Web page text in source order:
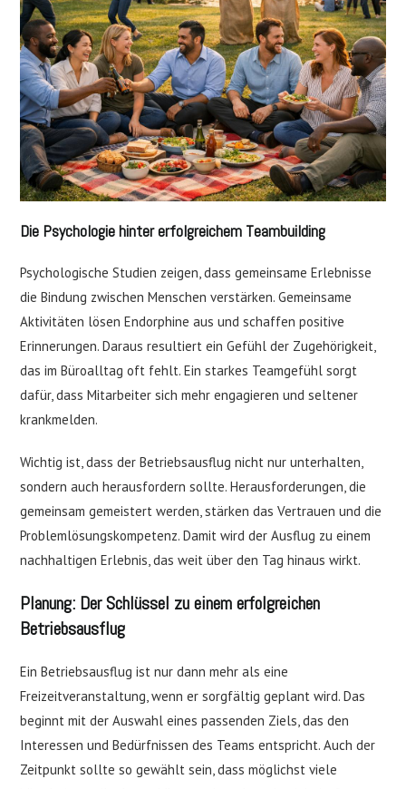
Die Psychologie hinter erfolgreichem Teambuilding
Psychologische Studien zeigen, dass gemeinsame Erlebnisse
die Bindung zwischen Menschen verstärken. Gemeinsame
Aktivitäten lösen Endorphine aus und schaffen positive
Erinnerungen. Daraus resultiert ein Gefühl der Zugehörigkeit,
das im Büroalltag oft fehlt. Ein starkes Teamgefühl sorgt
dafür, dass Mitarbeiter sich mehr engagieren und seltener
krankmelden.
Wichtig ist, dass der Betriebsausflug nicht nur unterhalten,
sondern auch herausfordern sollte. Herausforderungen, die
gemeinsam gemeistert werden, stärken das Vertrauen und die
Problemlösungskompetenz. Damit wird der Ausflug zu einem
nachhaltigen Erlebnis, das weit über den Tag hinaus wirkt.
Planung: Der Schlüssel zu einem erfolgreichen
Betriebsausflug
Ein Betriebsausflug ist nur dann mehr als eine
Freizeitveranstaltung, wenn er sorgfältig geplant wird. Das
beginnt mit der Auswahl eines passenden Ziels, das den
Interessen und Bedürfnissen des Teams entspricht. Auch der
Zeitpunkt sollte so gewählt sein, dass möglichst viele